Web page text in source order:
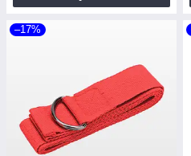
–17%